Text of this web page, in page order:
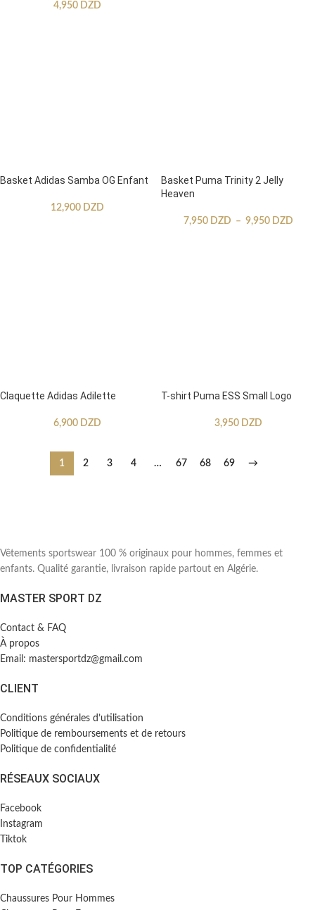
4,950 DZD
Basket Adidas Samba OG Enfant
12,900 DZD
Basket Puma Trinity 2 Jelly
Heaven
7,950 DZD – 9,950 DZD
Claquette Adidas Adilette
6,900 DZD
T-shirt Puma ESS Small Logo
3,950 DZD
1 2 3 4 … 67 68 69 →
Vêtements sportswear 100 % originaux pour hommes, femmes et
enfants. Qualité garantie, livraison rapide partout en Algérie.
MASTER SPORT DZ
Contact & FAQ
À propos
Email: mastersportdz@gmail.com
CLIENT
Conditions générales d’utilisation
Politique de remboursements et de retours
Politique de confidentialité
RÉSEAUX SOCIAUX
Facebook
Instagram
Tiktok
TOP CATÉGORIES
Chaussures Pour Hommes